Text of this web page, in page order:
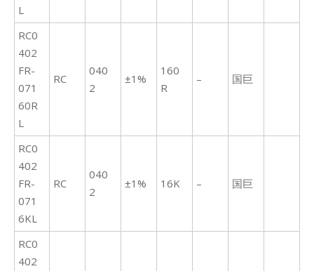
L
RC0
402
FR-
071
60R
L
RC
040
2
±1%
160
R
– 国巨
RC0
402
FR-
071
6KL
RC
040
2
±1% 16K – 国巨
RC0
402